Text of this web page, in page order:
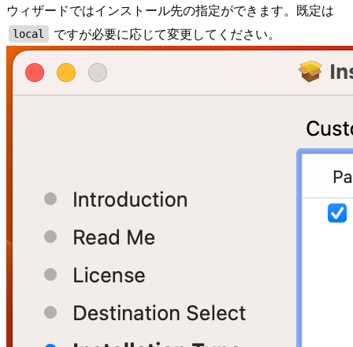
ウィザードではインストール先の指定ができます。既定は
local ですが必要に応じて変更してください。